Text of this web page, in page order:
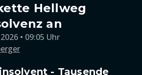
Hellweg
an
• 09:05 Uhr
- Tausende